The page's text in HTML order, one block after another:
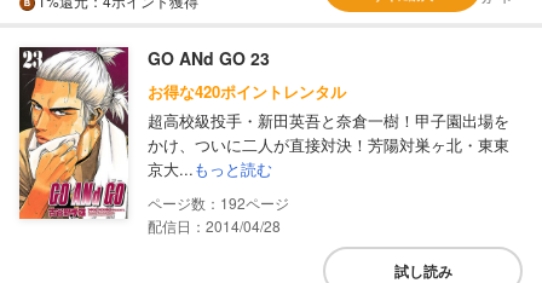
GO ANd GO 23
お得な420ポイントレンタル
超高校級投手・新田英吾と奈倉一樹！甲子園出場を
かけ、ついに二人が直接対決！芳陽対巣ヶ北・東東
京大...もっと読む
192
配信日：2014/04/28
試し読み